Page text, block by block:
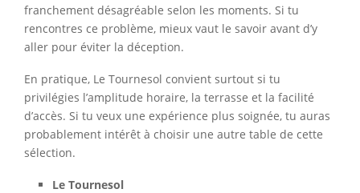
franchement désagréable selon les moments. Si tu
rencontres ce problème, mieux vaut le savoir avant d’y
aller pour éviter la déception.
En pratique, Le Tournesol convient surtout si tu
privilégies l’amplitude horaire, la terrasse et la facilité
d’accès. Si tu veux une expérience plus soignée, tu auras
probablement intérêt à choisir une autre table de cette
sélection.
Le Tournesol